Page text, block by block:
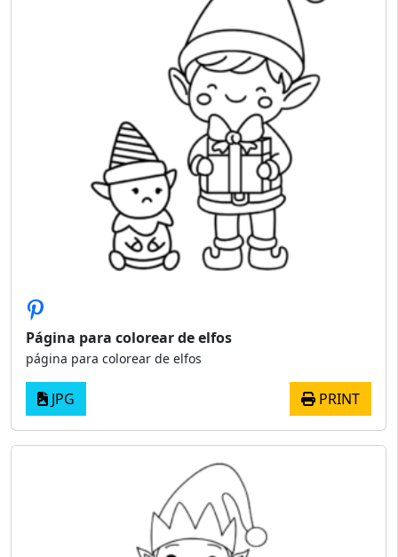
Página para colorear de elfos
página para colorear de elfos
JPG PRINT